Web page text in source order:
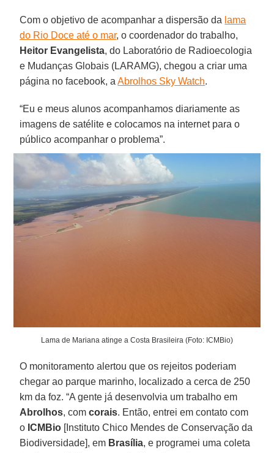
Com o objetivo de acompanhar a dispersão da lama
do Rio Doce até o mar, o coordenador do trabalho,
Heitor Evangelista, do Laboratório de Radioecologia
e Mudanças Globais (LARAMG), chegou a criar uma
página no facebook, aAbrolhos Sky Watch.
“Eu e meus alunos acompanhamos diariamente as
imagens de satélite e colocamos na internet para o
público acompanhar o problema”.
Lama de Mariana atinge a Costa Brasileira (Foto: ICMBio)
O monitoramento alertou que os rejeitos poderiam
chegar ao parque marinho, localizado a cerca de 250
km da foz. “A gente já desenvolvia um trabalho em
Abrolhos, comcorais. Então, entrei em contato com
o ICMBio [Instituto Chico Mendes de Conservação da
Biodiversidade], em Brasília, e programei uma coleta